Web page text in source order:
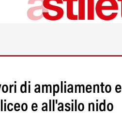
di ampliamento e
e all'asilo nido